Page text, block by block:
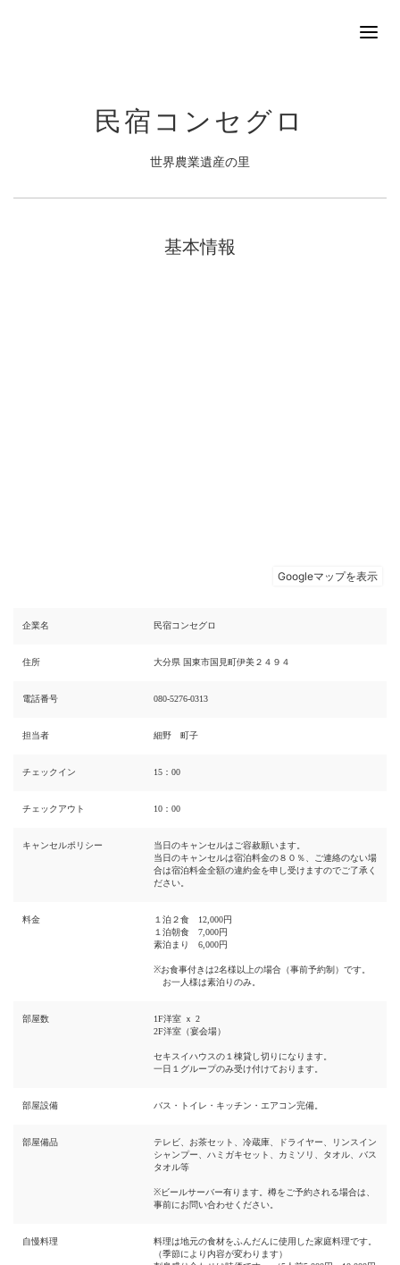
民宿コンセグロ
世界農業遺産の里
基本情報
企業名 民宿コンセグロ
住所 大分県 国東市国見町伊美２４９４
電話番号 080-5276-0313
担当者 細野 町子
チェックイン 15：00
チェックアウト 10：00
キャンセルポリシー
当日のキャンセルはご容赦願います。
当日のキャンセルは宿泊料金の８０％、ご連絡のない場
合は宿泊料金全額の違約金を申し受けますのでご了承く
ださい。
料金
１泊２食 12,000円
１泊朝食 7,000円
素泊まり 6,000円
※お食事付きは2名様以上の場合（事前予約制）です。
お一人様は素泊りのみ。
部屋数
1F洋室 ｘ 2
2F洋室（宴会場）
セキスイハウスの１棟貸し切りになります。
一日１グループのみ受け付けております。
部屋設備 バス・トイレ・キッチン・エアコン完備。
部屋備品
テレビ、お茶セット、冷蔵庫、ドライヤー、リンスイン
シャンプー、ハミガキセット、カミソリ、タオル、バス
タオル等
※ビールサーバー有ります。樽をご予約される場合は、
事前にお問い合わせください。
自慢料理
料理は地元の食材をふんだんに使用した家庭料理です。
（季節により内容が変わります）